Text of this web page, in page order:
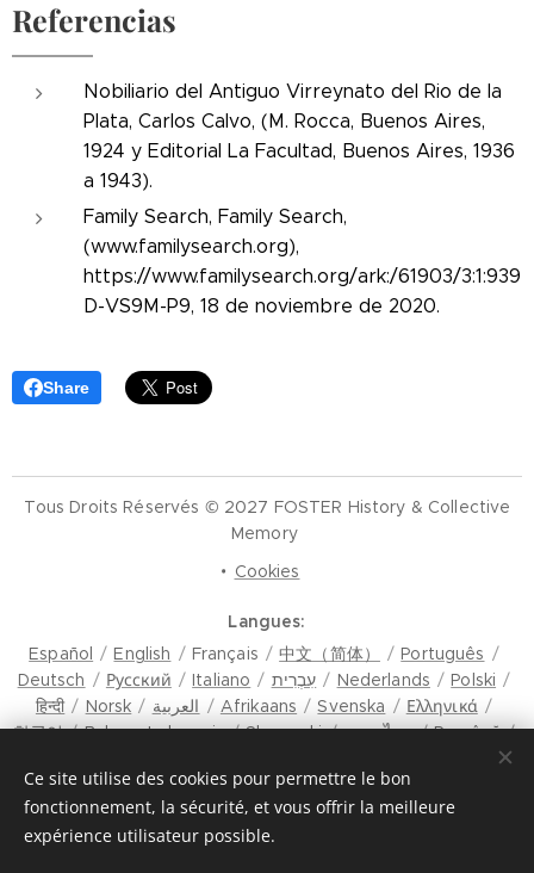
Referencias
Nobiliario del Antiguo Virreynato del Rio de la
Plata, Carlos Calvo, (M. Rocca, Buenos Aires,
1924 y Editorial La Facultad, Buenos Aires, 1936
a 1943).
Family Search, Family Search,
(www.familysearch.org),
https://www.familysearch.org/ark:/61903/3:1:939
D-VS9M-P9, 18 de noviembre de 2020.
Share
Tous Droits Réservés © 2027 FOSTER History & Collective
Memory
Cookies
Langues
Español
English Français 中文（简体）
Português
Deutsch
Русский Italiano עִבְרִית Nederlands
Polski
हिन्दी
Norsk العربية Afrikaans Svenska
Ελληνικά
한국어
Bahasa Indonesia Slovenski ภาษาไทย
Română
Latviešu Valoda
Türkçe Tiếng Việt 日本語
Eesti keel
Magyar മലയാളം فارسی
Bosanski
Lietuvių kalba
ภาษาไทย
Ce site utilise des cookies pour permettre le bon
fonctionnement, la sécurité, et vous offrir la meilleure
expérience utilisateur possible.